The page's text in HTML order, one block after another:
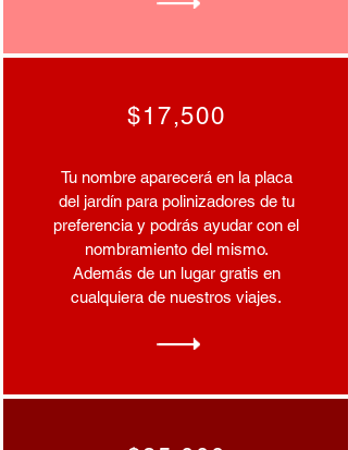
$17,500
Tu nombre aparecerá en la placa
del jardín para polinizadores de tu
preferencia y podrás ayudar con el
nombramiento del mismo.
Además de un lugar gratis en
cualquiera de nuestros viajes.